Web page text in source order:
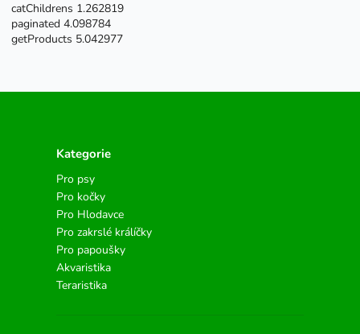
catChildrens 1.262819
paginated 4.098784
getProducts 5.042977
Kategorie
Pro psy
Pro kočky
Pro Hlodavce
Pro zakrslé králíčky
Pro papoušky
Akvaristika
Teraristika